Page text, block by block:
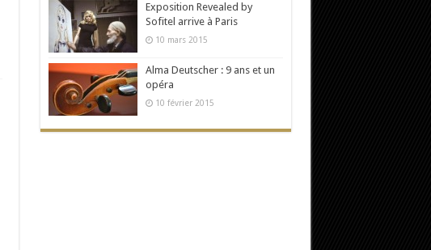
Exposition Revealed by
Sofitel arrive à Paris
10 mars 2015
Alma Deutscher : 9 ans et un
opéra
10 février 2015